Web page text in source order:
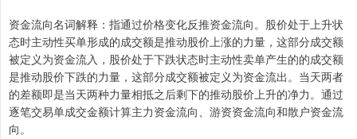
资金流向名词解释：指通过价格变化反推资金流向。股价处于上升状
态时主动性买单形成的成交额是推动股价上涨的力量，这部分成交额
被定义为资金流入，股价处于下跌状态时主动性卖单产生的的成交额
是推动股价下跌的力量，这部分成交额被定义为资金流出。当天两者
的差额即是当天两种力量相抵之后剩下的推动股价上升的净力。通过
逐笔交易单成交金额计算主力资金流向、游资资金流向和散户资金流
向。